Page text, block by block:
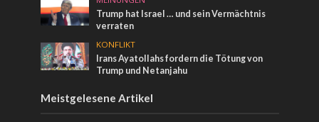
Trump hat Israel … und sein Vermächtnis
verraten
KONFLIKT
Irans Ayatollahs fordern die Tötung von
Trump und Netanjahu
Meistgelesene Artikel